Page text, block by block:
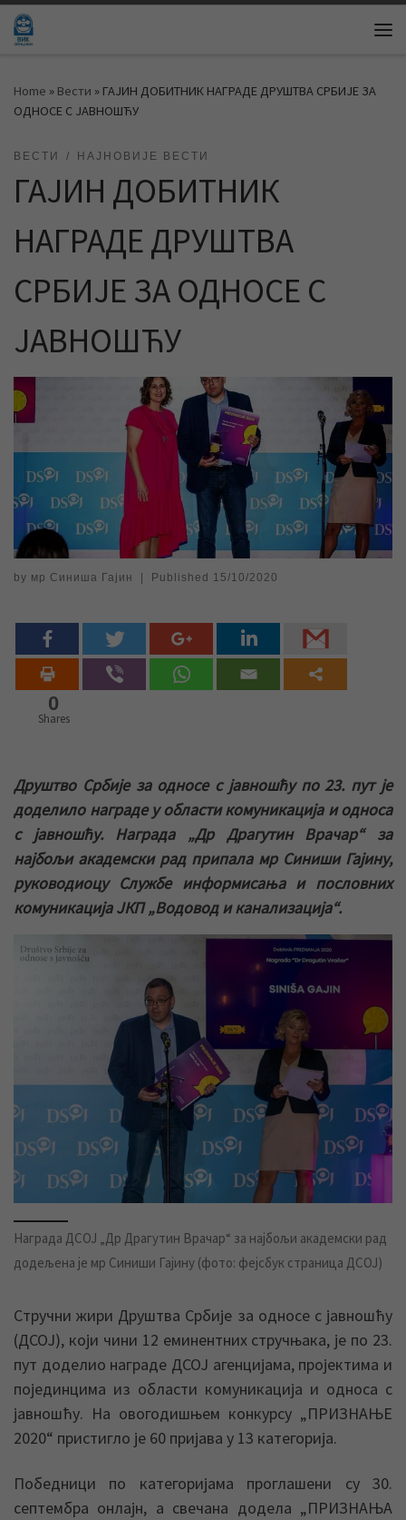
Skip to content
Home » Вести » ГАЈИН ДОБИТНИК НАГРАДЕ ДРУШТВА СРБИЈЕ ЗА
ОДНОСЕ С ЈАВНОШЋУ
ВЕСТИ НАЈНОВИЈЕ ВЕСТИ
ГАЈИН ДОБИТНИК
НАГРАДЕ ДРУШТВА
СРБИЈЕ ЗА ОДНОСЕ С
ЈАВНОШЋУ
by мр Синиша Гајин Published 15/10/2020
0
Shares
Друштво Србије за односе с јавношћу по 23. пут је
доделило награде у области комуникација и односа
с јавношћу. Награда „Др Драгутин Врачар“ за
најбољи академски рад припала мр Синиши Гајину,
руководиоцу Службе информисања и пословних
комуникација ЈКП „Водовод и канализација“.
Награда ДСОЈ „Др Драгутин Врачар“ за најбољи академски рад
додељена је мр Синиши Гајину (фото: фејсбук страница ДСОЈ)
Стручни жири Друштва Србије за односе с јавношћу
(ДСОЈ), који чини 12 еминентних стручњака, је по 23.
пут доделио награде ДСОЈ агенцијама, пројектима и
појединцима из области комуникација и односа с
јавношћу. На овогодишњем конкурсу „ПРИЗНАЊЕ
2020“ пристигло је 60 пријава у 13 категорија.
Победници по категоријама проглашени су 30.
септембра онлајн, а свечана додела „ПРИЗНАЊА